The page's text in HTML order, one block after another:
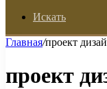
Искать
Главная/проект
проект